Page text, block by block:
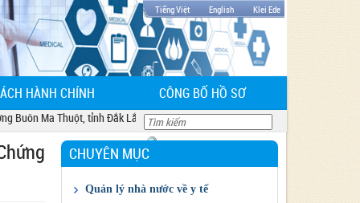
Tiếng Việt English Klei Ede
HÀNH CHÍNH CÔNG BỐ HỒ SƠ
Ma Thuột, tỉnh Đắk Lắk
CHUYÊN MỤC
Quản lý nhà nước về y tế